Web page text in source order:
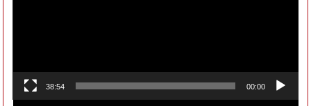
00:00
38:54